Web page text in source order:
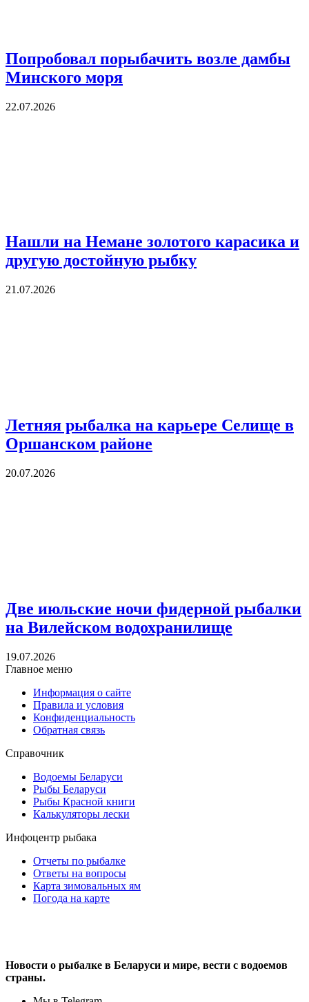
Попробовал порыбачить возле дамбы
Минского моря
22.07.2026
Нашли на Немане золотого карасика и
другую достойную рыбку
21.07.2026
Летняя рыбалка на карьере Селище в
Оршанском районе
20.07.2026
Две июльские ночи фидерной рыбалки
на Вилейском водохранилище
19.07.2026
Главное меню
Информация о сайте
Правила и условия
Конфиденциальность
Обратная связь
Справочник
Водоемы Беларуси
Рыбы Беларуси
Рыбы Красной книги
Калькуляторы лески
Инфоцентр рыбака
Отчеты по рыбалке
Ответы на вопросы
Карта зимовальных ям
Погода на карте
Новости о рыбалке в Беларуси и мире, вести с водоемов
страны.